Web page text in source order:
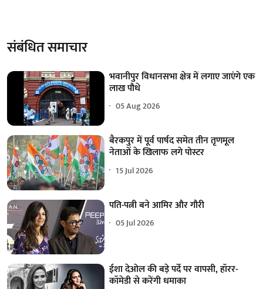
संबंधित समाचार
भवानीपुर विधानसभा क्षेत्र में लगाए जाएंगे एक
लाख पौधे
05 Aug 2026
बैरकपुर में पूर्व पार्षद समेत तीन तृणमूल
नेताओं के खिलाफ लगे पोस्टर
15 Jul 2026
पति-पत्नी बने आमिर और गौरी
05 Jul 2026
ईशा देओल की बड़े पर्दे पर वापसी, हॉरर-
कॉमेडी से करेंगी धमाका